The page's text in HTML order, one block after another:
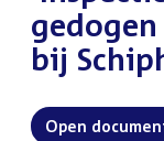
bij
Open